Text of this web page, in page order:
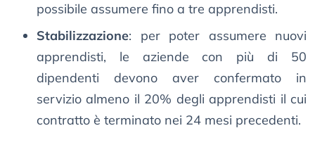
possibile assumere fino a tre apprendisti.
Stabilizzazione: per poter assumere nuovi
apprendisti, le aziende con più di 50
dipendenti devono aver confermato in
servizio almeno il 20% degli apprendisti il cui
contratto è terminato nei 24 mesi precedenti.